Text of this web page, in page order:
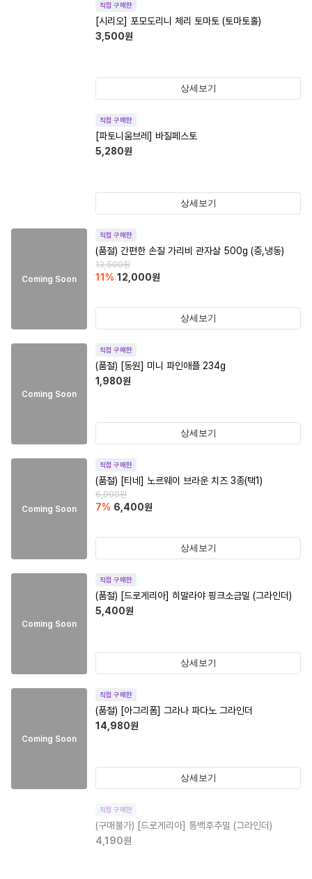
직접 구매한
[시리오] 포모도리니 체리 토마토 (토마토홀)
3,500원
상세보기
직접 구매한
[파토니움브레] 바질페스토
5,280원
상세보기
Coming Soon
직접 구매한
(품절) 간편한 손질 가리비 관자살 500g (중,냉동)
13,500원
11 % 12,000원
상세보기
Coming Soon
직접 구매한
(품절) [동원] 미니 파인애플 234g
1,980원
상세보기
Coming Soon
직접 구매한
(품절) [티네] 노르웨이 브라운 치즈 3종(택1)
6,900원
7% 6,400원
상세보기
Coming Soon
직접 구매한
(품절) [드로게리아] 히말라야 핑크소금밀 (그라인더)
5,400원
상세보기
Coming Soon
직접 구매한
(품절) [아그리폼] 그라나 파다노 그라인더
14,980원
상세보기
직접 구매한
(구매불가) [드로게리아] 통백후추밀 (그라인더)
4,190원